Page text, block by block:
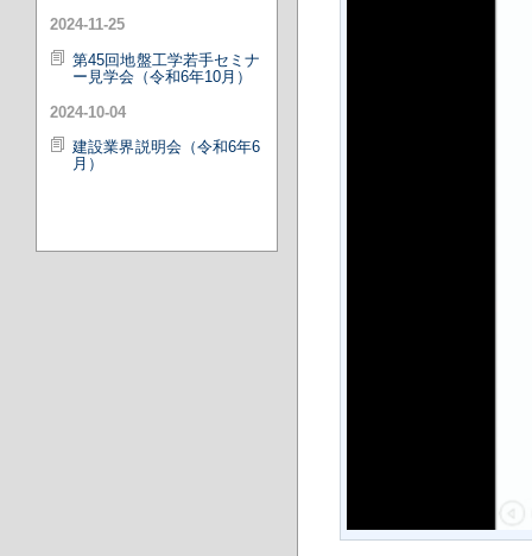
2024-11-25
第45回地盤工学若手セミナ
ー見学会（令和6年10月）
2024-10-04
建設業界説明会（令和6年6
月）